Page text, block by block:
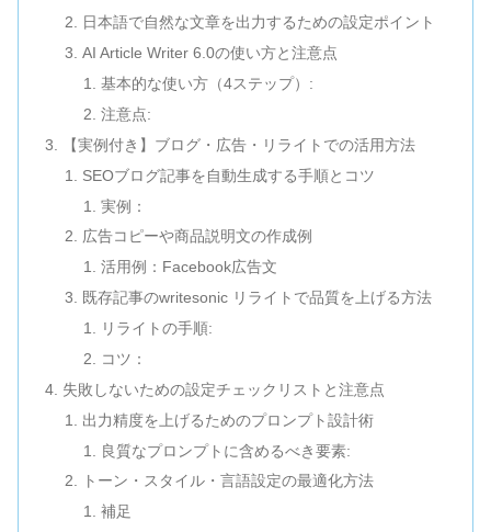
日本語で自然な文章を出力するための設定ポイント
AI Article Writer 6.0の使い方と注意点
基本的な使い方（4ステップ）:
注意点:
【実例付き】ブログ・広告・リライトでの活用方法
SEOブログ記事を自動生成する手順とコツ
実例：
広告コピーや商品説明文の作成例
活用例：Facebook広告文
既存記事のwritesonic リライトで品質を上げる方法
リライトの手順:
コツ：
失敗しないための設定チェックリストと注意点
出力精度を上げるためのプロンプト設計術
良質なプロンプトに含めるべき要素:
トーン・スタイル・言語設定の最適化方法
補足